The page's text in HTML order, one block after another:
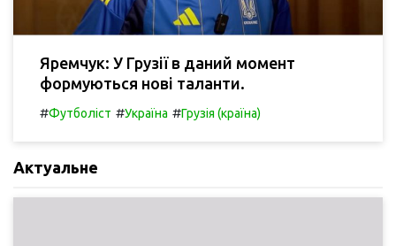
Яремчук: У Грузії в даний момент
формуються нові таланти.
#Футболіст #Україна #Грузія (країна)
Актуальне